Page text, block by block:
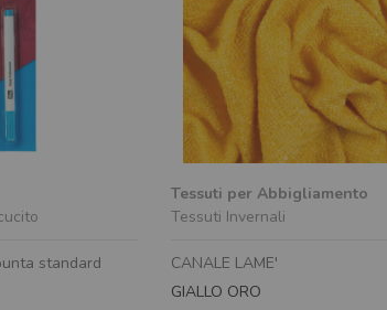
standard
Tessuti per Abbigliamento
Tessuti Invernali
CANALE LAME'
GIALLO ORO